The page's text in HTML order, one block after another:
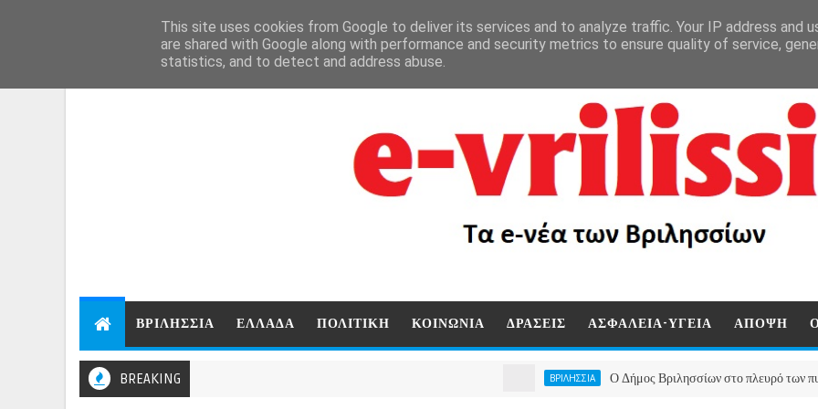
ΒΡΙΛΗΣΣΙΑ ΕΛΛΑΔΑ ΠΟΛΙΤΙΚΗ ΚΟΙΝΩΝΙΑ ΔΡΑΣΕΙΣ ΑΣΦΑΛΕΙΑ-ΥΓΕΙΑ ΑΠΟΨΗ
BREAKING Ο Δήμος Βριλησσίων στο πλευρό των
This site uses cookies from Google to deliver its services and to analyze traffic. Your IP address and
are shared with Google along with performance and security metrics to ensure quality of service,
statistics, and to detect and address abuse.